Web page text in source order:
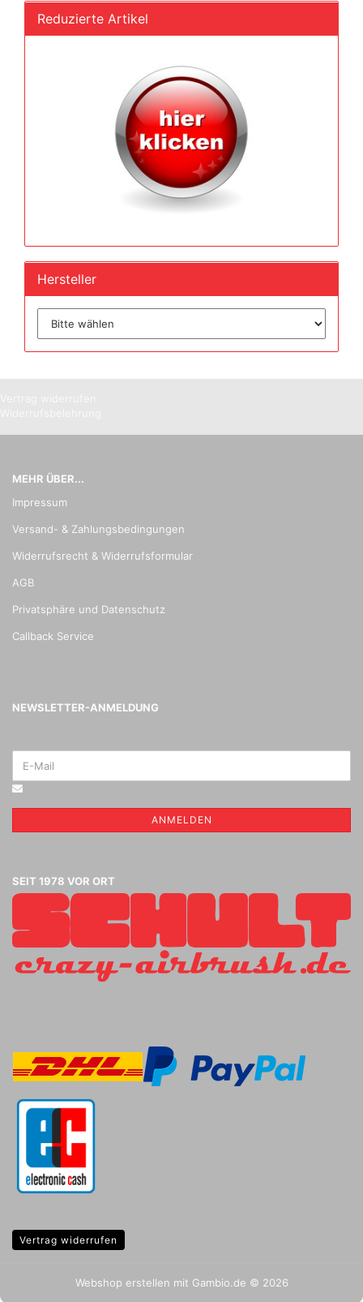
Reduzierte Artikel
Hersteller
MEHR ÜBER...
Impressum
Versand- & Zahlungsbedingungen
Widerrufsrecht & Widerrufsformular
AGB
Privatsphäre und Datenschutz
Callback Service
NEWSLETTER-ANMELDUNG
ANMELDEN
SEIT 1978 VOR ORT
Vertrag widerrufen
Webshop erstellen mit Gambio.de © 2026